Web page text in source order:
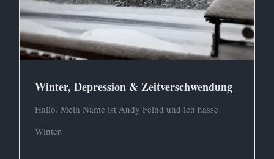
Winter, Depression & Zeitverschwendung
Hallo. Mein Name ist Andy Feind und ich hasse
Winter.